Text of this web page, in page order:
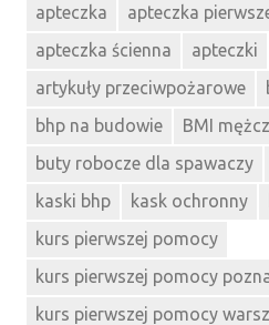
apteczka
apteczka
apteczka ścienna
apteczki
artykuły przeciwpożarowe
bhp na budowie
BMI
buty robocze dla spawaczy
kaski bhp
kask ochronny
kurs pierwszej pomocy
kurs pierwszej pomocy
kurs pierwszej pomocy